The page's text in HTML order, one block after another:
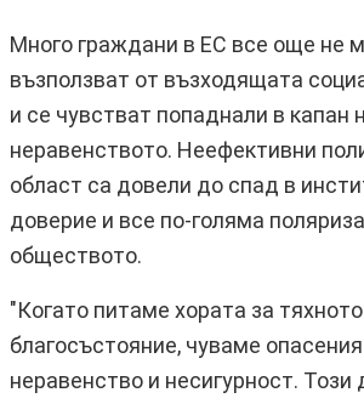
Много граждани в ЕС все още не
възползват от възходящата
и се чувстват попаднали в капан
неравенството. Неефективни
област са довели до спад в
доверие и все по-голяма
обществото.
"Когато питаме хората за тяхното
благосъстояние, чуваме
неравенство и несигурност. Този